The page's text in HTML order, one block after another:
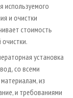
используемого
и очистки
стоимость
установка
со всеми
из
и требованиями